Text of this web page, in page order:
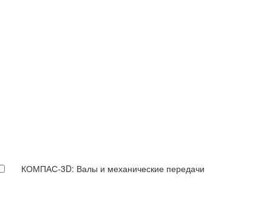
КОМПАС-3D: Валы и механические передачи